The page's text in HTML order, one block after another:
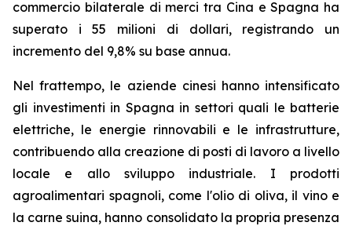
commercio bilaterale di merci tra Cina e Spagna ha
superato i 55 milioni di dollari, registrando un
incremento del 9,8% su base annua.
Nel frattempo, le aziende cinesi hanno intensificato
gli investimenti in Spagna in settori quali le batterie
elettriche, le energie rinnovabili e le infrastrutture,
contribuendo alla creazione di posti di lavoro a livello
locale e allo sviluppo industriale. I prodotti
agroalimentari spagnoli, come l'olio di oliva, il vino e
la carne suina, hanno consolidato la propria presenza